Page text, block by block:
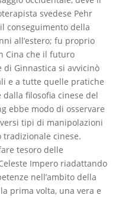
svedese Pehr
conseguimento della
all’estero; fu proprio
Cina che il futuro
di Ginnastica si avvicinò
e a tutte quelle pratiche
filosofia cinese del
ebbe modo di osservare
tipi di manipolazioni
tradizionale cinese.
tesoro delle
Impero riadattando
nell’ambito della
prima volta, una vera e